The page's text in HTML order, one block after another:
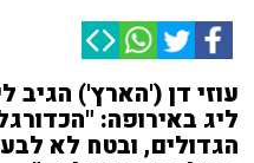
עוזי דן ('הארץ') הגיב
ליג באירופה:
הגדולים, ובטח לא